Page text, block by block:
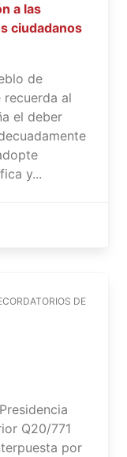
a las
ciudadanos
de
recuerda al
el deber
y...
DE
Q20/771
por